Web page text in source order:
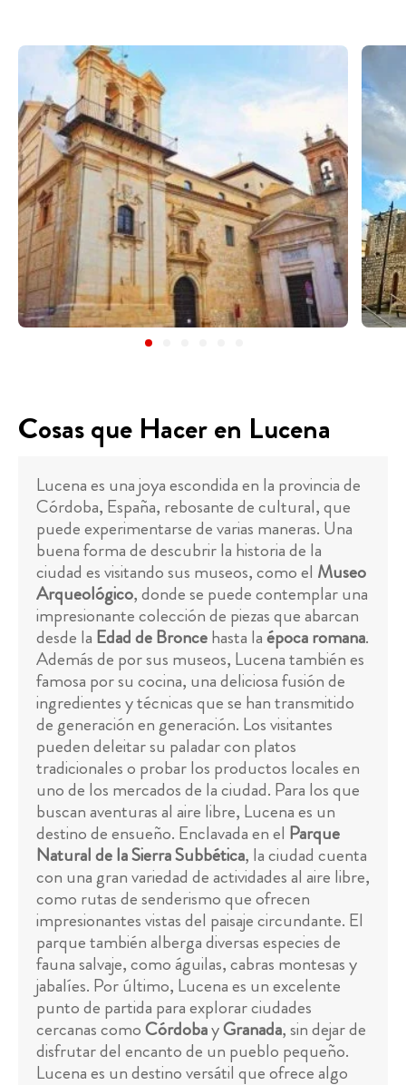
Cosas que Hacer en Lucena
Lucena es una joya escondida en la provincia de
Córdoba, España, rebosante de cultural, que
puede experimentarse de varias maneras. Una
buena forma de descubrir la historia de la
ciudad es visitando sus museos, como el Museo
Arqueológico, donde se puede contemplar una
impresionante colección de piezas que abarcan
desde la Edad de Broncehasta laépoca romana.
Además de por sus museos, Lucena también es
famosa por su cocina, una deliciosa fusión de
ingredientes y técnicas que se han transmitido
de generación en generación. Los visitantes
pueden deleitar su paladar con platos
tradicionales o probar los productos locales en
uno de los mercados de la ciudad. Para los que
buscan aventuras al aire libre, Lucena es un
destino de ensueño. Enclavada en el Parque
Natural de la Sierra Subbética, la ciudad cuenta
con una gran variedad de actividades al aire libre,
como rutas de senderismo que ofrecen
impresionantes vistas del paisaje circundante. El
parque también alberga diversas especies de
fauna salvaje, como águilas, cabras montesas y
jabalíes. Por último, Lucena es un excelente
punto de partida para explorar ciudades
cercanas comoCórdobayGranada, sin dejar de
disfrutar del encanto de un pueblo pequeño.
Lucena es un destino versátil que ofrece algo